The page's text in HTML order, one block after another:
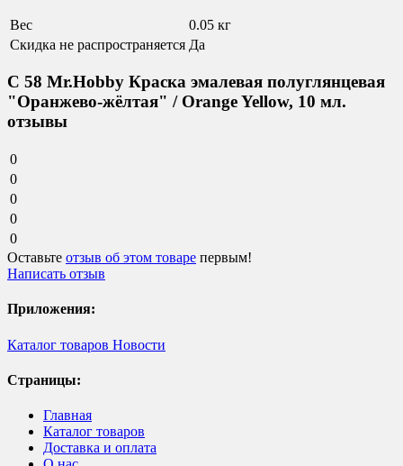
Вес
0.05 кг
Скидка не распространяется Да
C 58 Mr.Hobby Краска эмалевая полуглянцевая
"Оранжево-жёлтая" / Orange Yellow, 10 мл.
отзывы
0
0
0
0
0
Оставьте отзыв об этом товаре первым!
Написать отзыв
Приложения:
Каталог товаров Новости
Страницы:
Главная
Каталог товаров
Доставка и оплата